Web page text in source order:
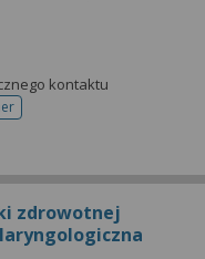
kontaktu
do rejestracji
zdrowotnej